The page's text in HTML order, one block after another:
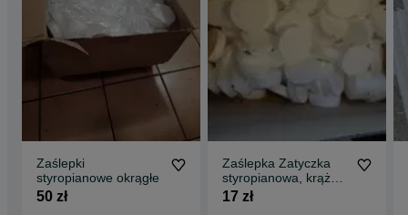
Zaślepki
styropianowe okrągłe
50 zł
Zaślepka Zatyczka
styropianowa, krążek
styropianowy
termodybel 68/18mm
17 zł